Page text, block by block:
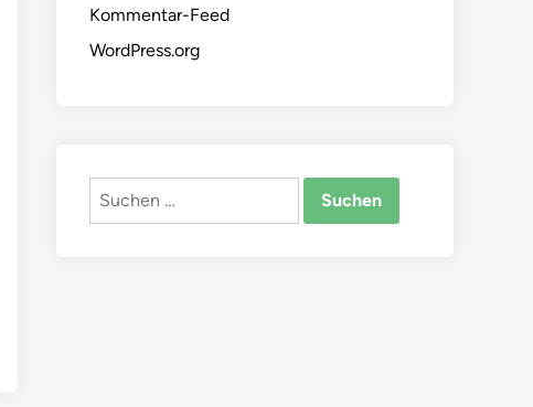
Kommentar-Feed
WordPress.org
Suchen